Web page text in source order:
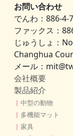
お問い合わせ
でんわ：886-4-
ファックス：
じゅうしょ：
Changhua
メール：
会社概要
製品紹介
▎ 中型の動物
▎ 多機能マット
▎ 家具